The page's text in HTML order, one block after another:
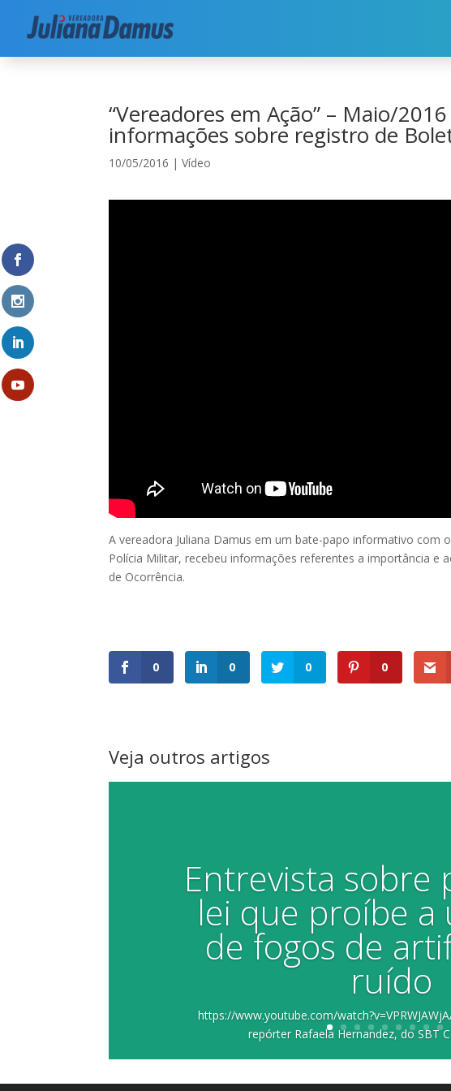
Início|Vídeo “Vereadores em Ação” – Maio/2016 – Juliana
“Vereadores em Ação” – Maio/
informações sobre registro de
10/05/2016 |Vídeo
A vereadora Juliana Damus em um bate-papo informativo com
Polícia Militar, recebeu informações referentes a importância e
de Ocorrência.
0 0 0 0
Veja outros artigos
Entrevista sobre
lei que proíbe a
de fogos de
ruído
https://www.youtube.com/
repórter Rafaela Hernandez, do SBT